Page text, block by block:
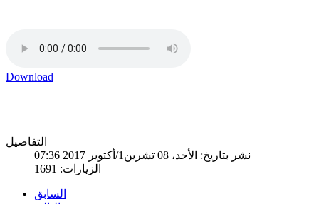
Download
التفاصيل
نشر بتاريخ: الأحد، 08 تشرين1/أكتوير 2017 07:36
الزيارات: 1691
السابق